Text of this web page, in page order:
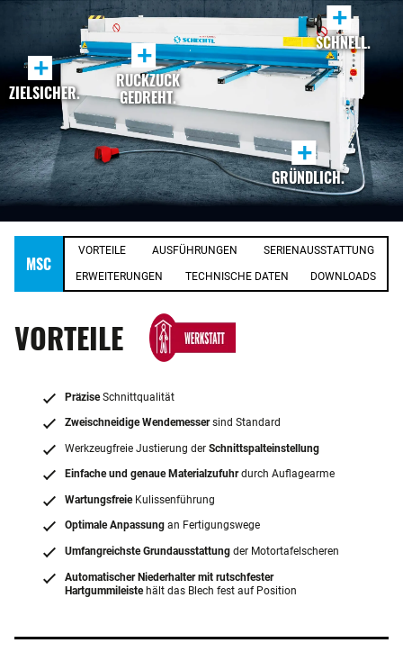
+
RUCKZUCK
GEDREHT.
+
SCHNELL.
+
ZIELSICHER.
+
GRÜNDLICH.
MSC
VORTEILE AUSFÜHRUNGEN SERIENAUSSTATTUNG
ERWEITERUNGEN TECHNISCHE DATEN DOWNLOADS
VORTEILE
PräziseSchnittqualität
Zweischneidige Wendemessersind Standard
Werkzeugfreie Justierung der Schnittspalteinstellung
Einfache und genaue Materialzufuhrdurch Auflagearme
WartungsfreieKulissenführung
Optimale Anpassung an Fertigungswege
Umfangreichste Grundausstattung der Motortafelscheren
Automatischer Niederhalter mit rutschfester
Hartgummileistehält das Blech fest auf Position